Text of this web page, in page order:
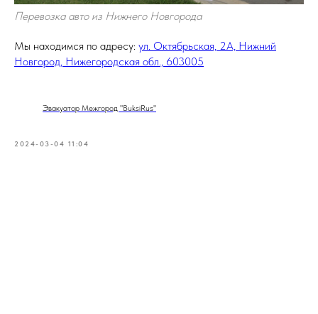
Перевозка авто из Нижнего Новгорода
Мы находимся по адресу: ул. Октябрьская, 2А, Нижний
Новгород, Нижегородская обл., 603005
Эвакуатор Межгород "BuksiRus"
2024-03-04 11:04